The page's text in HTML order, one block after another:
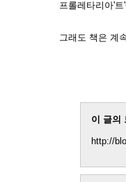
프롤레타리아'
그래도 책은 계
이 글의
http://